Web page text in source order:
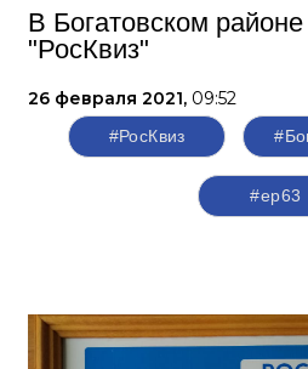
В Богатовском
"РосКвиз"
26 февраля 2021, 09:52
#РосКвиз
#ер63